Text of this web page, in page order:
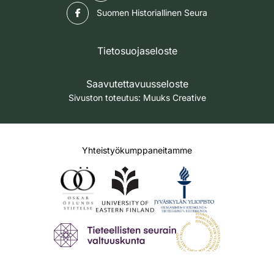
Suomen Historiallinen Seura
Tietosuojaseloste
Saavutettavuusseloste
Sivuston toteutus: Muuks Creative
Yhteistyökumppaneitamme